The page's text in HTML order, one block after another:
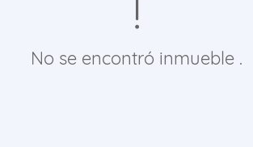
No se encontró inmueble .